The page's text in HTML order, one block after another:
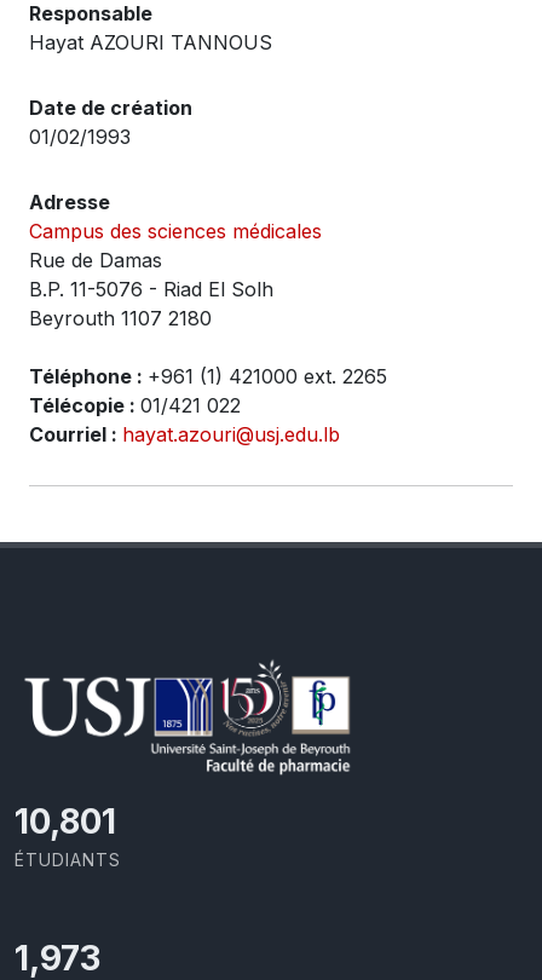
Responsable
Hayat AZOURI TANNOUS
Date de création
01/02/1993
Adresse
Campus des sciences médicales
Rue de Damas
B.P. 11-5076 - Riad El Solh
Beyrouth 1107 2180
Téléphone : +961 (1) 421000 ext. 2265
Télécopie : 01/421 022
Courriel : hayat.azouri@usj.edu.lb
11,418
ÉTUDIANTS
2,086